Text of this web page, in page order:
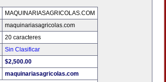
MAQUINARIASAGRICOLAS.COM
maquinariasagricolas.com
20 caracteres
Sin Clasificar
$2,500.00
maquinariasagricolas.com